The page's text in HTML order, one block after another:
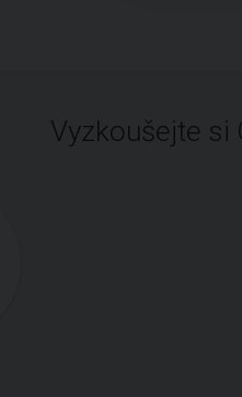
Vyzkoušejte si